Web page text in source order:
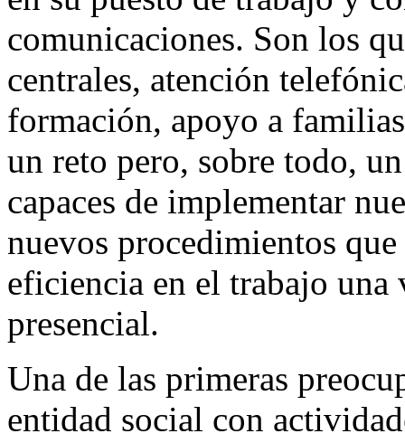
comunicaciones. Son los
centrales, atención
formación, apoyo a
un reto pero, sobre todo,
capaces de implementar
nuevos procedimientos
eficiencia en el trabajo una
presencial.
Una de las primeras
entidad social con